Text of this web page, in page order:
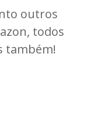
outros
todos
também!